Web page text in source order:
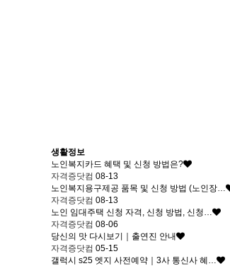
생활정보
노인복지카드 혜택 및 신청 방법은?
자격증닷컴 08-13
노인복지용구제공 품목 및 신청 방법 (노인장…
자격증닷컴 08-13
노인 임대주택 신청 자격, 신청 방법, 신청…
자격증닷컴 08-06
당신의 맛 다시보기｜출연진 안내
자격증닷컴 05-15
갤럭시 s25 엣지 사전예약｜3사 통신사 혜…